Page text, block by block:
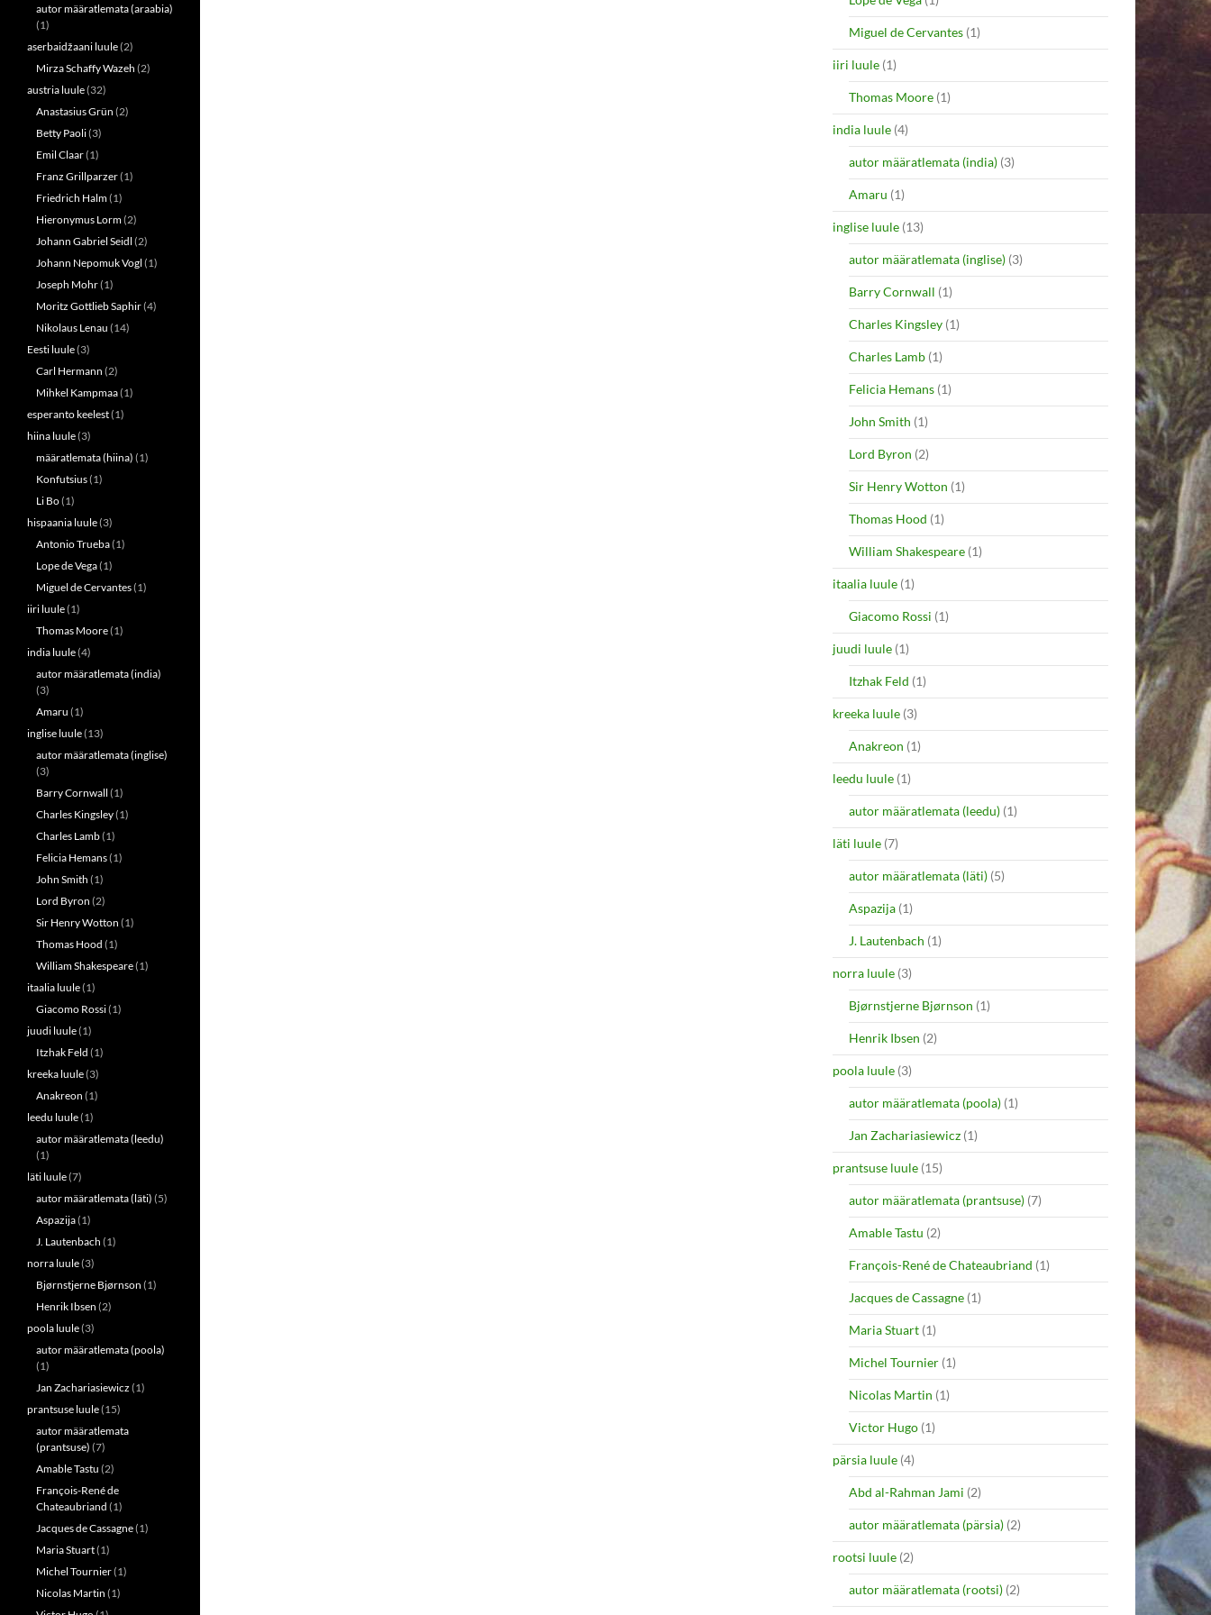
Miguel de Cervantes (1)
iiri luule (1)
Thomas Moore (1)
india luule (4)
autor määratlemata (india) (3)
Amaru (1)
inglise luule (13)
autor määratlemata (inglise) (3)
Barry Cornwall (1)
Charles Kingsley (1)
Charles Lamb (1)
Felicia Hemans (1)
John Smith (1)
Lord Byron (2)
Sir Henry Wotton (1)
Thomas Hood (1)
William Shakespeare (1)
itaalia luule (1)
Giacomo Rossi (1)
juudi luule (1)
Itzhak Feld (1)
kreeka luule (3)
Anakreon (1)
leedu luule (1)
autor määratlemata (leedu) (1)
läti luule (7)
autor määratlemata (läti) (5)
Aspazija (1)
J. Lautenbach (1)
norra luule (3)
Bjørnstjerne Bjørnson (1)
Henrik Ibsen (2)
poola luule (3)
autor määratlemata (poola) (1)
Jan Zachariasiewicz (1)
prantsuse luule (15)
autor määratlemata (prantsuse) (7)
Amable Tastu (2)
François-René de Chateaubriand (1)
Jacques de Cassagne (1)
Maria Stuart (1)
Michel Tournier (1)
Nicolas Martin (1)
Victor Hugo (1)
pärsia luule (4)
Abd al-Rahman Jami (2)
autor määratlemata (pärsia) (2)
rootsi luule (2)
autor määratlemata (rootsi) (2)
autor määratlemata (araabia)
(1)
aserbaidžaani luule(2)
Mirza Schaffy Wazeh (2)
austria luule(32)
Anastasius Grün (2)
Betty Paoli(3)
Emil Claar(1)
Franz Grillparzer(1)
Friedrich Halm(1)
Hieronymus Lorm(2)
Johann Gabriel Seidl (2)
Johann Nepomuk Vogl (1)
Joseph Mohr(1)
Moritz Gottlieb Saphir(4)
Nikolaus Lenau (14)
Eesti luule(3)
Carl Hermann (2)
Mihkel Kampmaa(1)
esperanto keelest(1)
hiina luule(3)
määratlemata (hiina) (1)
Konfutsius(1)
Li Bo(1)
hispaania luule(3)
Antonio Trueba(1)
Lope de Vega(1)
Miguel de Cervantes(1)
iiri luule(1)
Thomas Moore(1)
india luule(4)
autor määratlemata (india)
(3)
Amaru (1)
inglise luule(13)
autor määratlemata (inglise)
(3)
Barry Cornwall (1)
Charles Kingsley(1)
Charles Lamb(1)
Felicia Hemans(1)
John Smith (1)
Lord Byron (2)
Sir Henry Wotton (1)
Thomas Hood (1)
William Shakespeare(1)
itaalia luule(1)
Giacomo Rossi(1)
juudi luule(1)
Itzhak Feld (1)
kreeka luule(3)
Anakreon (1)
leedu luule(1)
autor määratlemata (leedu)
(1)
läti luule(7)
autor määratlemata (läti) (5)
Aspazija(1)
J. Lautenbach (1)
norra luule(3)
Bjørnstjerne Bjørnson (1)
Henrik Ibsen (2)
poola luule(3)
autor määratlemata (poola)
(1)
Jan Zachariasiewicz (1)
prantsuse luule(15)
autor määratlemata
(prantsuse) (7)
Amable Tastu (2)
François-René de
Chateaubriand (1)
Jacques de Cassagne(1)
Maria Stuart(1)
Michel Tournier(1)
Nicolas Martin (1)